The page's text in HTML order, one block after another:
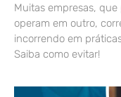
Muitas empresas,
operam em outro,
incorrendo em
Saiba como evitar!